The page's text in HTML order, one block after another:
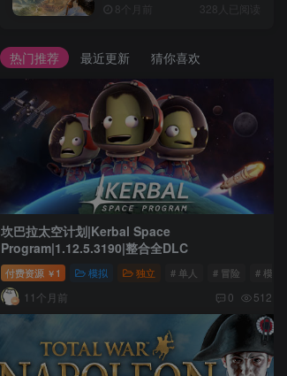
DLC8个月前 328人已阅读
热门推荐 最近更新 猜你喜欢
坎巴拉太空计划|Kerbal Space
Program|1.12.5.3190|整合全DLC
付费资源 ￥ 1 模拟 独立 # 单人 # 冒险 # 模拟
11个月前 0 512